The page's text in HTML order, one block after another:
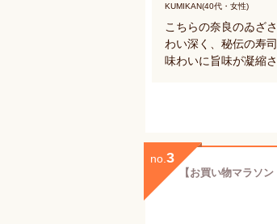
KUMIKAN(40代・女性)
こちらの奈良のゐざ
わい深く、秘伝の寿
味わいに旨味が凝縮
no. 3